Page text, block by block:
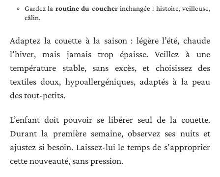
Gardez la routine du coucherinchangée : histoire, veilleuse,
câlin.
Adaptez la couette à la saison : légère l’été, chaude
l’hiver, mais jamais trop épaisse. Veillez à une
température stable, sans excès, et choisissez des
textiles doux, hypoallergéniques, adaptés à la peau
des tout-petits.
L’enfant doit pouvoir se libérer seul de la couette.
Durant la première semaine, observez ses nuits et
ajustez si besoin. Laissez-lui le temps de s’approprier
cette nouveauté, sans pression.